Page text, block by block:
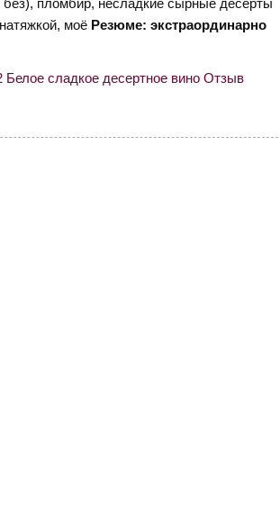
пломбир, несладкие сырные десерты
моё Резюме: экстраординарно